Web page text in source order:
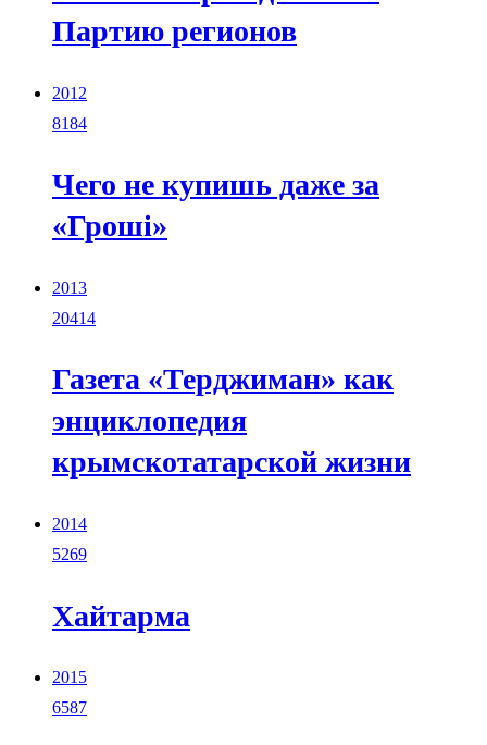
Партию регионов
2012
8184
Чего не купишь даже за
«Грошi»
2013
20414
Газета «Терджиман» как
энциклопедия
крымскотатарской жизни
2014
5269
Хайтарма
2015
6587